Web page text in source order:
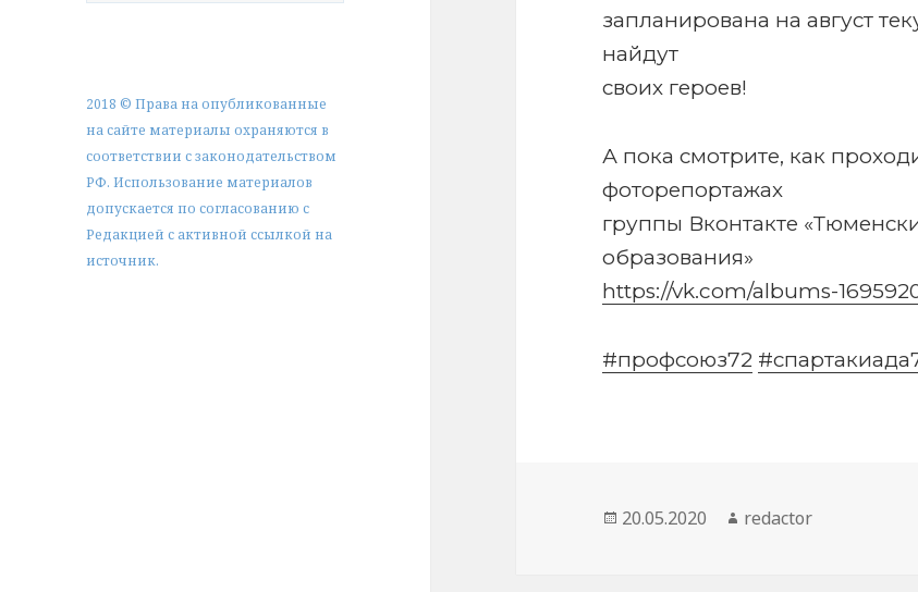
2018 © Права на опубликованные
на сайте материалы охраняются в
соответствии с законодательством
РФ. Использование материалов
допускается по согласованию с
Редакцией с активной ссылкой на
источник.
запланирована на август
найдут
своих героев!
А пока смотрите, как
фоторепортажах
группы Вконтакте
образования»
https://vk.com/albums-
#профсоюз72
Опубликовано
20.05.2020 Автор
redactor